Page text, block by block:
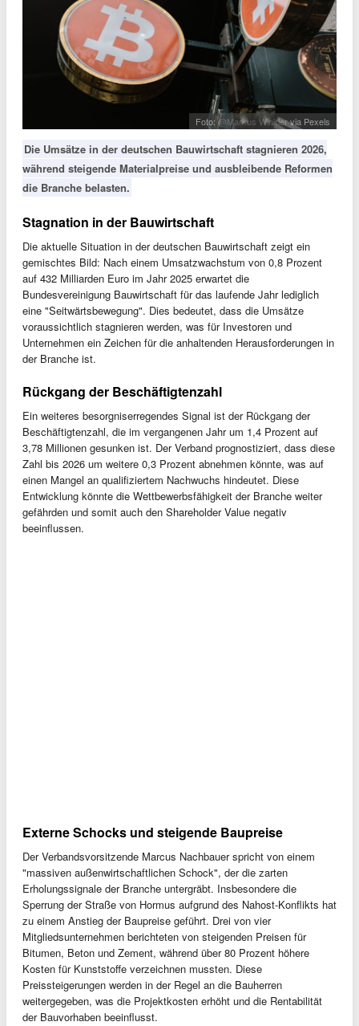
Foto:@Markus Winklervia Pexels
Die Umsätze in der deutschen Bauwirtschaft stagnieren 2026,
während steigende Materialpreise und ausbleibende Reformen
die Branche belasten.
Stagnation in der Bauwirtschaft
Die aktuelle Situation in der deutschen Bauwirtschaft zeigt ein
gemischtes Bild: Nach einem Umsatzwachstum von 0,8 Prozent
auf 432 Milliarden Euro im Jahr 2025 erwartet die
Bundesvereinigung Bauwirtschaft für das laufende Jahr lediglich
eine "Seitwärtsbewegung". Dies bedeutet, dass die Umsätze
voraussichtlich stagnieren werden, was für Investoren und
Unternehmen ein Zeichen für die anhaltenden Herausforderungen in
der Branche ist.
Rückgang der Beschäftigtenzahl
Ein weiteres besorgniserregendes Signal ist der Rückgang der
Beschäftigtenzahl, die im vergangenen Jahr um 1,4 Prozent auf
3,78 Millionen gesunken ist. Der Verband prognostiziert, dass diese
Zahl bis 2026 um weitere 0,3 Prozent abnehmen könnte, was auf
einen Mangel an qualifiziertem Nachwuchs hindeutet. Diese
Entwicklung könnte die Wettbewerbsfähigkeit der Branche weiter
gefährden und somit auch den Shareholder Value negativ
beeinflussen.
Externe Schocks und steigende Baupreise
Der Verbandsvorsitzende Marcus Nachbauer spricht von einem
"massiven außenwirtschaftlichen Schock", der die zarten
Erholungssignale der Branche untergräbt. Insbesondere die
Sperrung der Straße von Hormus aufgrund des Nahost-Konflikts hat
zu einem Anstieg der Baupreise geführt. Drei von vier
Mitgliedsunternehmen berichteten von steigenden Preisen für
Bitumen, Beton und Zement, während über 80 Prozent höhere
Kosten für Kunststoffe verzeichnen mussten. Diese
Preissteigerungen werden in der Regel an die Bauherren
weitergegeben, was die Projektkosten erhöht und die Rentabilität
der Bauvorhaben beeinflusst.